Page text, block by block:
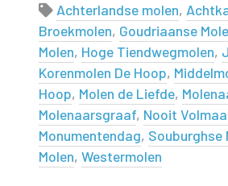
Achterlandse molen,
Broekmolen, Goudriaanse
Molen, Hoge Tiendwegmolen,
Korenmolen De Hoop,
Hoop, Molen de Liefde,
Molenaarsgraaf, Nooit
Monumentendag, Souburghse
Molen, Westermolen